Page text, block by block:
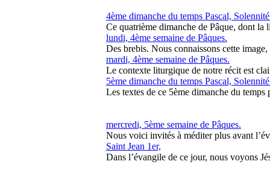
4ème dimanche du temps Pascal,
Ce quatrième dimanche de Pâque, dont la
lundi, 4ème semaine de Pâques.
Des brebis. Nous connaissons cette
mardi, 4ème semaine de Pâques.
Le contexte liturgique de notre récit est
5ème dimanche du temps Pascal,
Les textes de ce 5ème dimanche du
mercredi, 5ème semaine de Pâques.
Nous voici invités à méditer plus avant
Saint Jean 1er,
Dans l’évangile de ce jour, nous voyons